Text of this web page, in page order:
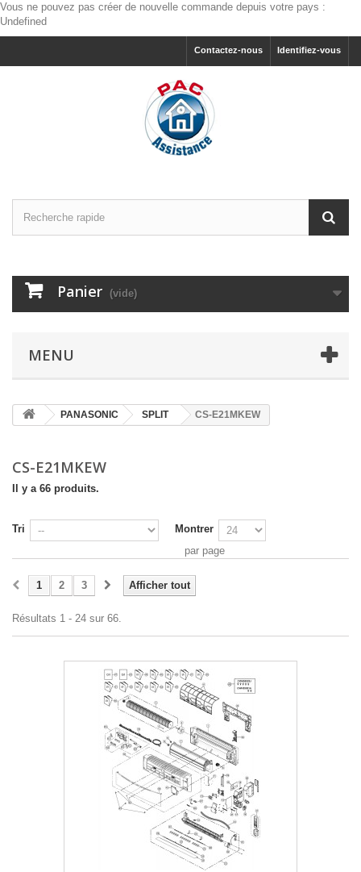
Vous ne pouvez pas créer de nouvelle commande depuis votre pays :
Undefined
Identifiez-vous
Contactez-nous
Panier (vide)
MENU
PANASONIC SPLIT CS-E21MKEW
CS-E21MKEW
Il y a 66 produits.
Tri
Montrer
par page
Afficher tout
1 2 3
Résultats 1 - 24 sur 66.